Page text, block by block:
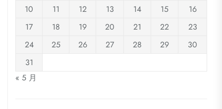
10
11 12 13 14 15
16
17
18 19 20 21 22
23
24
25 26 27 28 29
30
31
« 5 月